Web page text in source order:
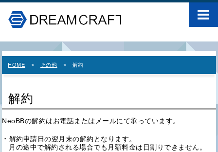
HOME その他 解約
解約
NeoBBの解約はお電話またはメールにて承っています。
解約申請日の翌月末の解約となります。
月の途中で解約される場合でも月額料金は日割りできません。